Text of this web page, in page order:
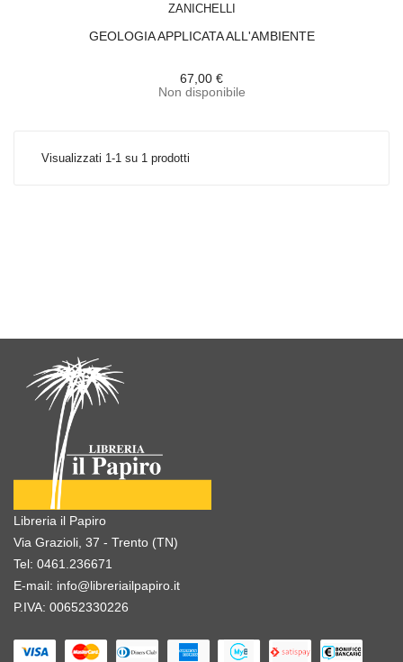
ZANICHELLI
GEOLOGIA APPLICATA ALL'AMBIENTE
67,00 €
Non disponibile
Visualizzati 1-1 su 1 prodotti
Libreria il Papiro
Via Grazioli, 37 - Trento (TN)
Tel: 0461.236671
E-mail: info@libreriailpapiro.it
P.IVA: 00652330226